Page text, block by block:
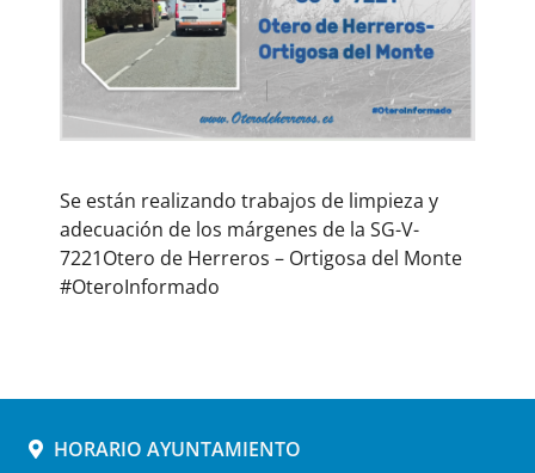
Se están realizando trabajos de limpieza y
adecuación de los márgenes de la SG-V-
7221Otero de Herreros – Ortigosa del Monte
#OteroInformado
HORARIO AYUNTAMIENTO